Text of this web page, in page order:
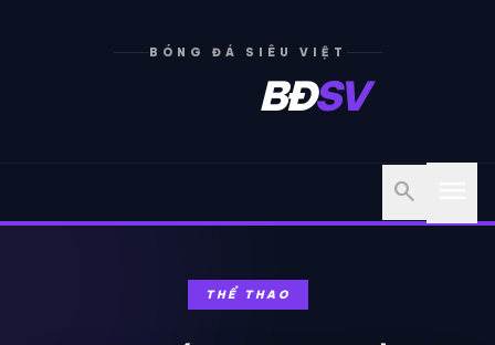
BÓNG ĐÁ SIÊU VIỆT
BĐSV
search
THỂ THAO